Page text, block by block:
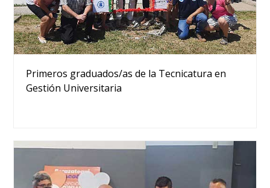
Primeros graduados/as de la Tecnicatura en
Gestión Universitaria